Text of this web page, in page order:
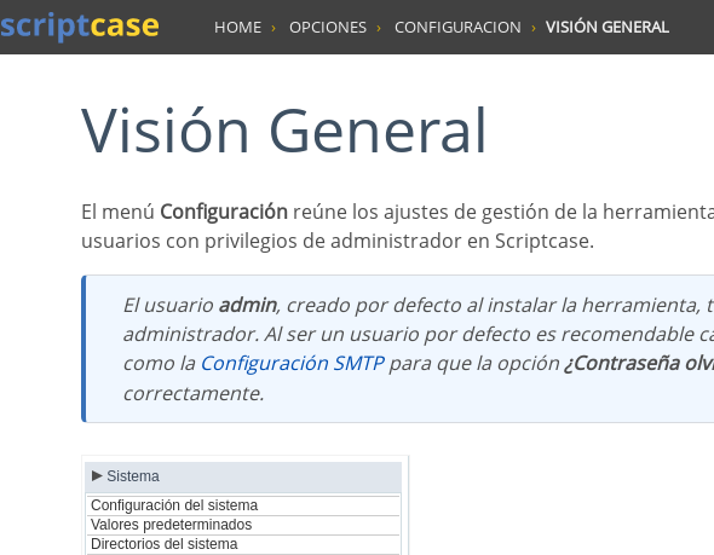
HOME OPCIONES CONFIGURACION VISIÓN GENERAL
Visión General
El menú Configuración reúne los ajustes de gestión de la
usuarios con privilegios de administrador en Scriptcase.
El usuario admin, creado por defecto al instalar la herramienta,
administrador. Al ser un usuario por defecto es recomendable
como la Configuración SMTPpara que la opción¿Contraseña
correctamente.